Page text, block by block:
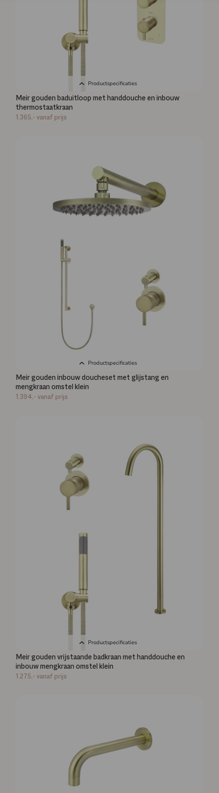
Productspecificaties
Meir gouden baduitloop met handdouche en inbouw
thermostaatkraan
1.365,- vanaf prijs
Productspecificaties
Meir gouden inbouw doucheset met glijstang en
mengkraan omstel klein
1.394,- vanaf prijs
Productspecificaties
Meir gouden vrijstaande badkraan met handdouche en
inbouw mengkraan omstel klein
1.275,- vanaf prijs